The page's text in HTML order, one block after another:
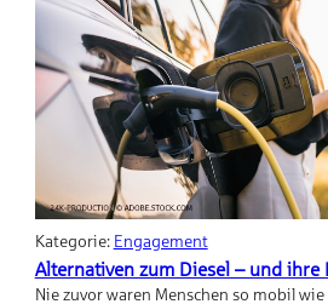
Kategorie: Engagement
Alternativen zum Diesel – und ihre
Nie zuvor waren Menschen so mobil